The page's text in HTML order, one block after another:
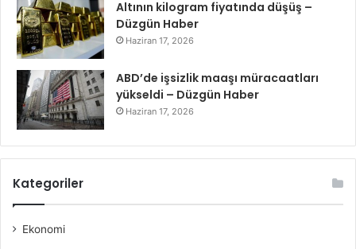
Altının kilogram fiyatında düşüş –
Düzgün Haber
Haziran 17, 2026
ABD’de işsizlik maaşı müracaatları
yükseldi – Düzgün Haber
Haziran 17, 2026
Kategoriler
Ekonomi